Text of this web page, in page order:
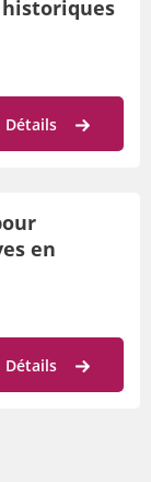
Détails
en
Détails